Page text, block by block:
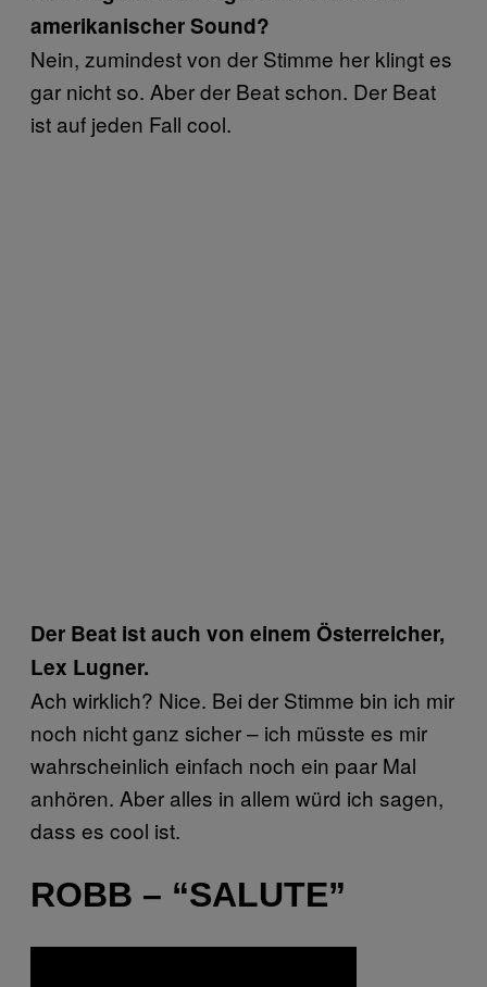
amerikanischer Sound?
Nein, zumindest von der Stimme her klingt es
gar nicht so. Aber der Beat schon. Der Beat
ist auf jeden Fall cool.
Der Beat ist auch von einem Österreicher,
Lex Lugner.
Ach wirklich? Nice. Bei der Stimme bin ich mir
noch nicht ganz sicher – ich müsste es mir
wahrscheinlich einfach noch ein paar Mal
anhören. Aber alles in allem würd ich sagen,
dass es cool ist.
ROBB – “SALUTE”